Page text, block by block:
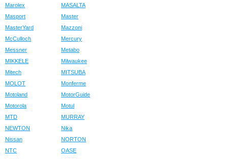
Marolex
MASALTA
Masport
Master
MasterYard
Mazzoni
McCulloch
Mercury
Messner
Metabo
MIKKELE
Milwaukee
Mitech
MITSUBA
MOLOT
Monferme
Motoland
MotorGuide
Motorola
Motul
MTD
MURRAY
NEWTON
Nika
Nissan
NORTON
NTC
OASE